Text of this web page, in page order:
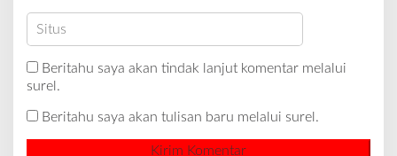
Beritahu saya akan tindak lanjut komentar melalui
surel.
Beritahu saya akan tulisan baru melalui surel.